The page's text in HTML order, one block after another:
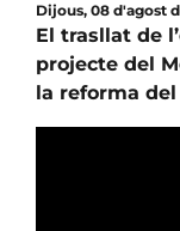
Dijous, 08 d'agost
El trasllat de
projecte del
la reforma